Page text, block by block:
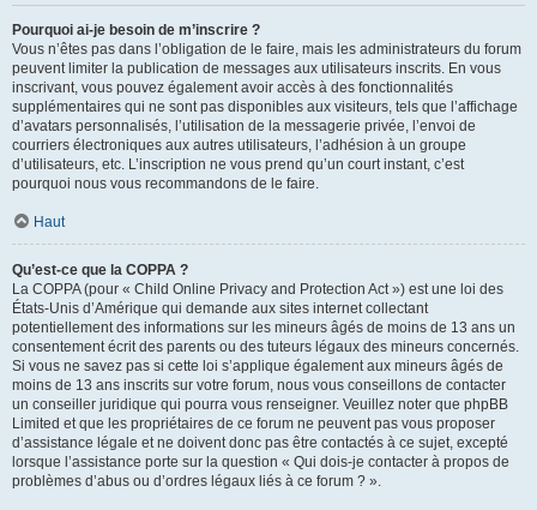
Pourquoi ai-je besoin de m’inscrire ?
Vous n’êtes pas dans l’obligation de le faire, mais les administrateurs du forum
peuvent limiter la publication de messages aux utilisateurs inscrits. En vous
inscrivant, vous pouvez également avoir accès à des fonctionnalités
supplémentaires qui ne sont pas disponibles aux visiteurs, tels que l’affichage
d’avatars personnalisés, l’utilisation de la messagerie privée, l’envoi de
courriers électroniques aux autres utilisateurs, l’adhésion à un groupe
d’utilisateurs, etc. L’inscription ne vous prend qu’un court instant, c’est
pourquoi nous vous recommandons de le faire.
Haut
Qu’est-ce que la COPPA ?
La COPPA (pour « Child Online Privacy and Protection Act ») est une loi des
États-Unis d’Amérique qui demande aux sites internet collectant
potentiellement des informations sur les mineurs âgés de moins de 13 ans un
consentement écrit des parents ou des tuteurs légaux des mineurs concernés.
Si vous ne savez pas si cette loi s’applique également aux mineurs âgés de
moins de 13 ans inscrits sur votre forum, nous vous conseillons de contacter
un conseiller juridique qui pourra vous renseigner. Veuillez noter que phpBB
Limited et que les propriétaires de ce forum ne peuvent pas vous proposer
d’assistance légale et ne doivent donc pas être contactés à ce sujet, excepté
lorsque l’assistance porte sur la question « Qui dois-je contacter à propos de
problèmes d’abus ou d’ordres légaux liés à ce forum ? ».